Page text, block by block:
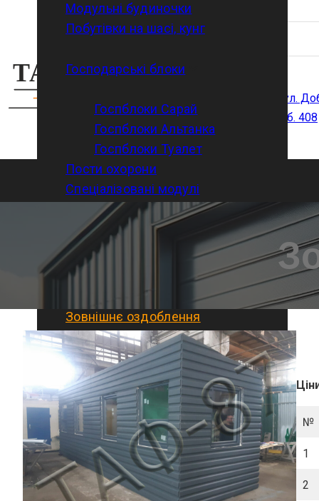
м. Харків, вул.
4 поверх, каб. 408
Модульні будиночки
Побутівки на шасі, кунг
Господарські блоки
Госпблоки Сарай
Госпблоки Альтанка
Госпблоки Туалет
Пости охорони
Спеціалізовані модулі
Модульні бомбосховища
Послуги
Доставка
Улаштування фундаментів
Зовнішнє оздоблення
Внутрішнє оздоблення
Монтаж комунікацій
Галерея
Статті
Контакти
Українська
English
№
1
2